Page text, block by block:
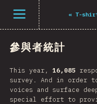
打開選單 « T-
參與者統計
This year, 16,085
survey. And in order
voices and surface
special effort to
Navigated to The State